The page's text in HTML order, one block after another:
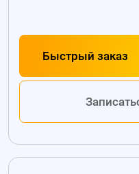
Быстрый заказ